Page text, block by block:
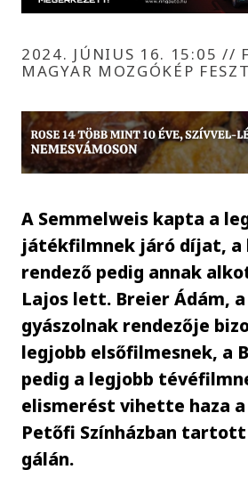
2024. JÚNIUS 16. 15:05 //
MAGYAR MOZGÓKÉP
A Semmelweis kapta a
játékfilmnek járó díjat, a
rendező pedig annak
Lajos lett. Breier Ádám,
gyászolnak rendezője
legjobb elsőfilmesnek, a
pedig a legjobb
elismerést vihette haza
Petőfi Színházban
gálán.